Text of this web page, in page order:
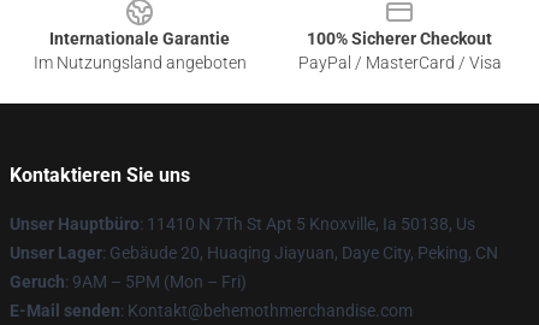
Internationale Garantie
Im Nutzungsland angeboten
100% Sicherer Checkout
PayPal / MasterCard / Visa
Kontaktieren Sie uns
Unser Hauptbüro: 11410 N 7Th St Apt 5 Knoxville, Ia 50138, Us
Unser Lager: Gebäude 20, Huaqing Jiayuan, Daye City, Peking, CN
Geruch: 9AM – 5PM (Mon – Fri)
E-Mail senden: Kontakt@behemothmerchandise.com